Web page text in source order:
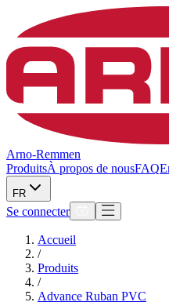
Arno-Remmen
ProduitsÀ propos de nousFAQ
FR
Se connecter
Accueil
/
Produits
/
Advance Ruban PVC